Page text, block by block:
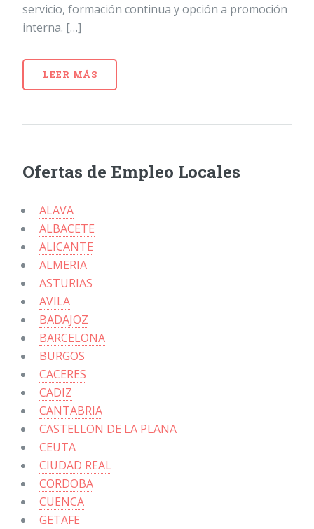
servicio, formación continua y opción a promoción
interna. […]
LEER MÁS
Ofertas de Empleo Locales
ALAVA
ALBACETE
ALICANTE
ALMERIA
ASTURIAS
AVILA
BADAJOZ
BARCELONA
BURGOS
CACERES
CADIZ
CANTABRIA
CASTELLON DE LA PLANA
CEUTA
CIUDAD REAL
CORDOBA
CUENCA
GETAFE